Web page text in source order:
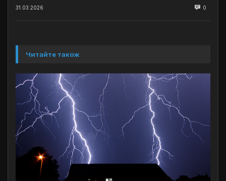
31.03.2026 0
Читайте також